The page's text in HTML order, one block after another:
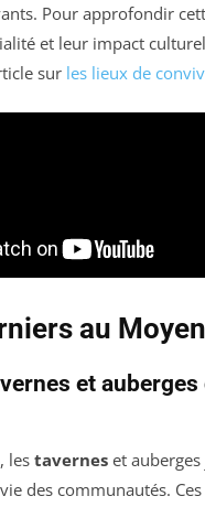
Pour approfondir
et leur impact
sur les lieux de
au
et
, les tavernes et
des communautés.